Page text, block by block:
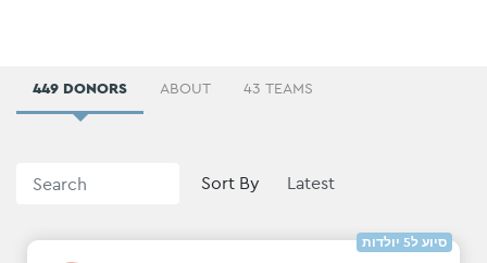
449 DONORS ABOUT 43 TEAMS
Sort By
סיוע ל5 יולדות